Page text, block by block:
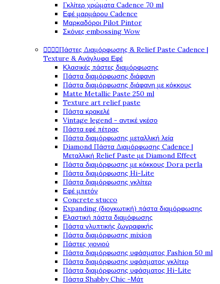
Γκλίτερ χρώματα Cadence 70 ml
Εφέ μαρμάρου Cadence
Μαρκαδόροι Pilot Pintor
Σκόνες embossing Wow
Πάστες Διαμόρφωσης & Relief Paste Cadence |
Texture & Ανάγλυφα Εφέ
Κλασικές πάστες διαμόρφωσης
Πάστα διαμόρφωσης διάφανη
Πάστα διαμόρφωσης διάφανη με κόκκους
Matte Metallic Paste 250 ml
Texture art relief paste
Πάστα κρακελέ
Vintage legend - αντικέ γκέσο
Πάστα εφέ πέτρας
Πάστα διαμόρφωσης μεταλλική λεία
Diamond Πάστα Διαμόρφωσης Cadence |
Μεταλλική Relief Paste με Diamond Effect
Πάστα διαμόρφωσης με κόκκους Dora perla
Πάστα διαμόρφωσης Hi-Lite
Πάστα διαμόρφωσης γκλίτερ
Εφέ μπετόν
Concrete stucco
Expanding (διογκωτική) πάστα διαμόρφωσης
Ελαστική πάστα διαμόφωσης
Πάστα γλυπτικής ζωγραφικής
Πάστα διαμόρφωσης mixion
Πάστες χιονιού
Πάστα διαμόρφωσης υφάσματος Fashion 50 ml
Πάστα διαμόρφωσης υφάσματος γκλίτερ
Πάστα διαμόρφωσης υφάσματος Hi-Lite
Πάστα Shabby Chic -Μάτ